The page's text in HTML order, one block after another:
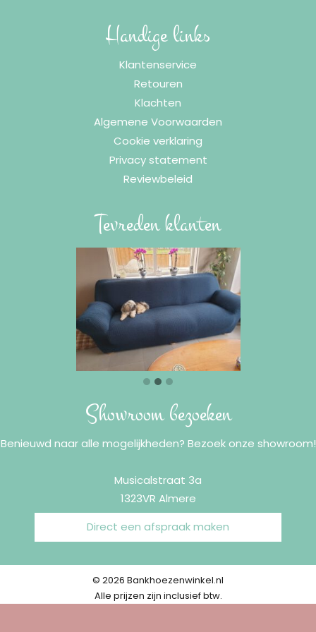
variaties.
Deze
worden
productpagina
Handige links
Klantenservice
Retouren
Klachten
Algemene Voorwaarden
Cookie verklaring
Privacy statement
Reviewbeleid
Tevreden klanten
Showroom bezoeken
Benieuwd naar alle mogelijkheden? Bezoek onze showroom!
Musicalstraat 3a
1323VR Almere
Direct een afspraak maken
© 2026 Bankhoezenwinkel.nl
Alle prijzen zijn inclusief btw.